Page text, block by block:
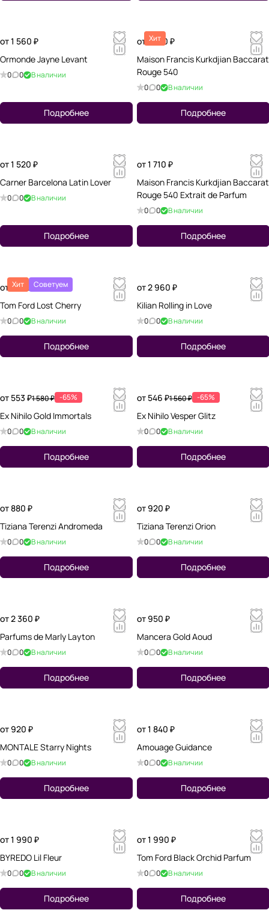
от 1 560 ₽
Ormonde Jayne Levant
0 0 В наличии
Подробнее
Хит
от 1 580 ₽
Maison Francis Kurkdjian Baccarat
Rouge 540
0 0 В наличии
Подробнее
от 1 520 ₽
Carner Barcelona Latin Lover
0 0 В наличии
Подробнее
от 1 710 ₽
Maison Francis Kurkdjian Baccarat
Rouge 540 Extrait de Parfum
0 0 В наличии
Подробнее
Хит Советуем
от 3 010 ₽
Tom Ford Lost Cherry
0 0 В наличии
Подробнее
от 2 960 ₽
Kilian Rolling in Love
0 0 В наличии
Подробнее
от 553 ₽1 580 ₽ -65%
Ex Nihilo Gold Immortals
0 0 В наличии
Подробнее
от 546 ₽1 560 ₽ -65%
Ex Nihilo Vesper Glitz
0 0 В наличии
Подробнее
от 880 ₽
Tiziana Terenzi Andromeda
0 0 В наличии
Подробнее
от 920 ₽
Tiziana Terenzi Orion
0 0 В наличии
Подробнее
от 2 360 ₽
Parfums de Marly Layton
0 0 В наличии
Подробнее
от 950 ₽
Mancera Gold Aoud
0 0 В наличии
Подробнее
от 920 ₽
MONTALE Starry Nights
0 0 В наличии
Подробнее
от 1 840 ₽
Amouage Guidance
0 0 В наличии
Подробнее
от 1 990 ₽
BYREDO Lil Fleur
0 0 В наличии
Подробнее
от 1 990 ₽
Tom Ford Black Orchid Parfum
0 0 В наличии
Подробнее